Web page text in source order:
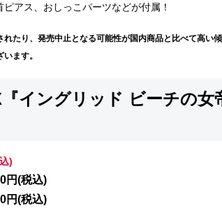
アス、おしっこパーツなどが付属！
たり、発売中止となる可能性が国内商品と比べて高い
ます。
イングリッド ビーチの女
)
円(税込)
円(税込)